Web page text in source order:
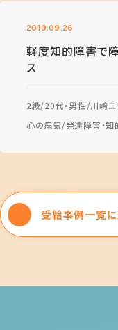
2019.09.26
軽度知的障害で
ス
2級 20代・男性 川崎エ
心の病気 発達障害・知
受給事例一覧